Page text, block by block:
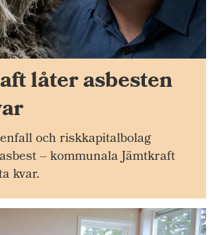
låter asbesten
och riskkapitalbolag
– kommunala Jämtkraft
kvar.